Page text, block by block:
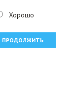
Хорошо
ПРОДОЛЖИТЬ